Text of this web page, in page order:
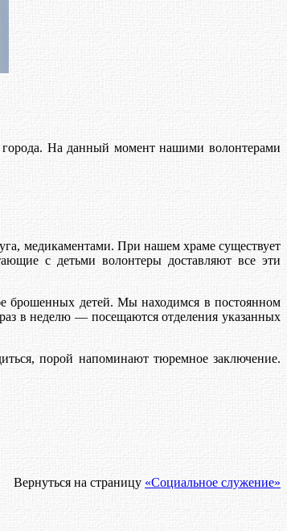
На данный момент нашими волонтерами
медикаментами. При нашем храме существует
с детьми волонтеры доставляют все эти
брошенных детей. Мы находимся в постоянном
в неделю — посещаются отделения указанных
порой напоминают тюремное заключение.
Вернуться на страницу «Социальное служение»